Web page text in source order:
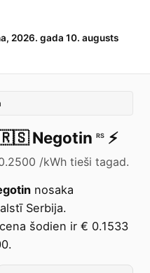
2026. gada 10. augusts
Negotin RS ⚡️
/kWh tieši tagad.
nosaka
Serbija.
šodien ir € 0.1533